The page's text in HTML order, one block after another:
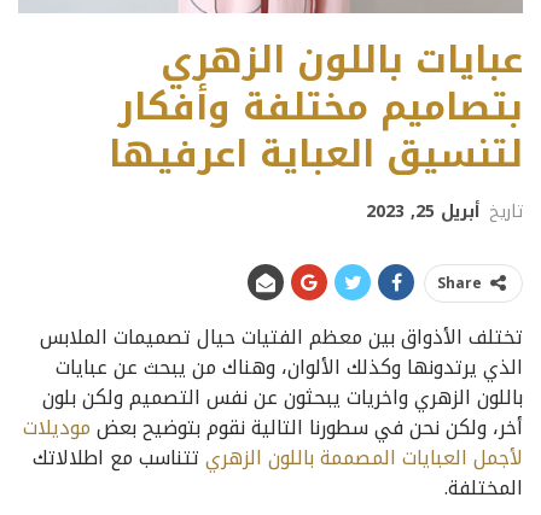
عبايات باللون الزهري
بتصاميم مختلفة وأفكار
لتنسيق العباية اعرفيها
تاريخ أبريل 25, 2023
Share
تختلف الأذواق بين معظم الفتيات حيال تصميمات الملابس
الذي يرتدونها وكذلك الألوان، وهناك من يبحث عن عبايات
باللون الزهري واخريات يبحثون عن نفس التصميم ولكن بلون
أخر، ولكن نحن في سطورنا التالية نقوم بتوضيح بعضموديلات
لأجمل العبايات المصممة باللون الزهريتتناسب مع اطلالاتك
المختلفة.